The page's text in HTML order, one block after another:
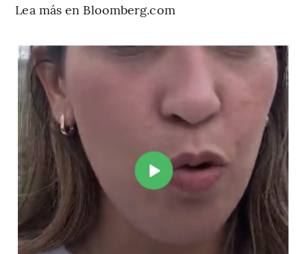
Lea más en Bloomberg.com